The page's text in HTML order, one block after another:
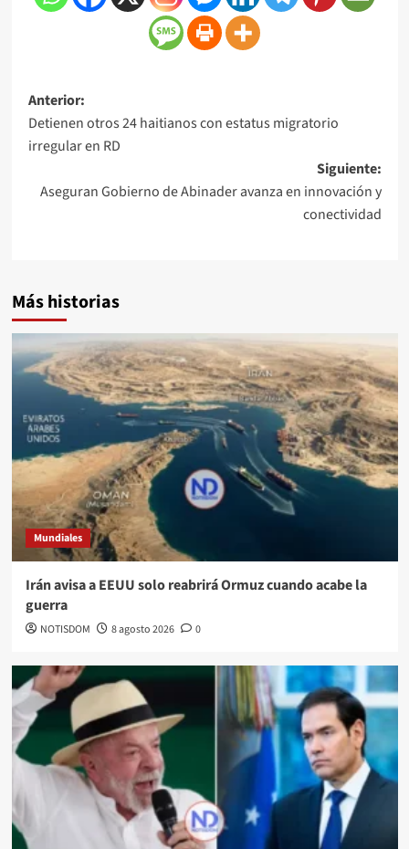
Anterior:
Detienen otros 24 haitianos con estatus migratorio
irregular en RD
Siguiente:
Aseguran Gobierno de Abinader avanza en innovación y
conectividad
Más historias
Mundiales
Irán avisa a EEUU solo reabrirá Ormuz cuando acabe la
guerra
NOTISDOM 8 agosto 2026 0